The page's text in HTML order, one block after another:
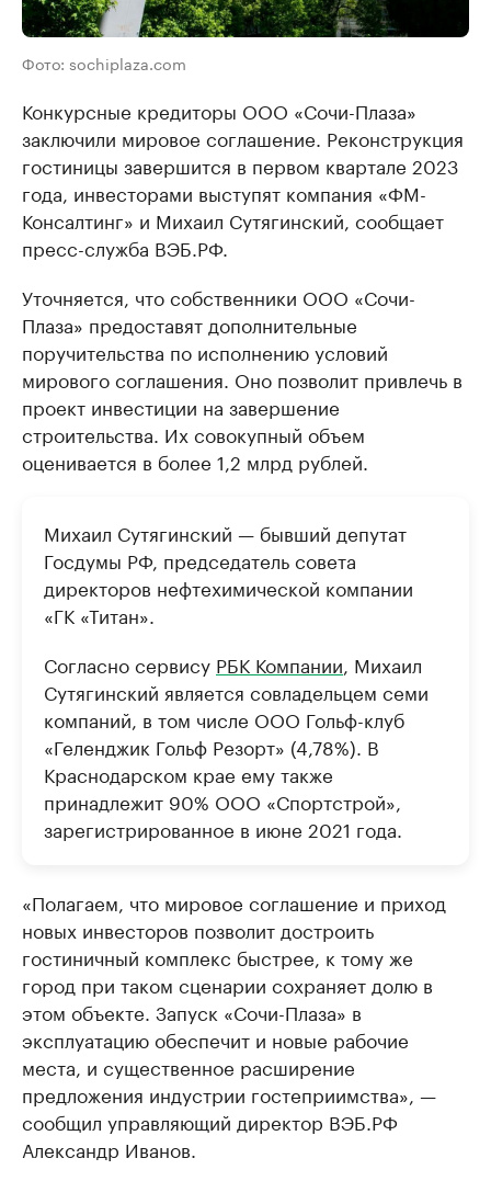
Фото: sochiplaza.com
Конкурсные кредиторы ООО «Сочи-Плаза»
заключили мировое соглашение. Реконструкция
гостиницы завершится в первом квартале 2023
года, инвесторами выступят компания «ФМ-
Консалтинг» и Михаил Сутягинский, сообщает
пресс-служба ВЭБ.РФ.
Уточняется, что собственники ООО «Сочи-
Плаза» предоставят дополнительные
поручительства по исполнению условий
мирового соглашения. Оно позволит привлечь в
проект инвестиции на завершение
строительства. Их совокупный объем
оценивается в более 1,2 млрд рублей.
Михаил Сутягинский — бывший депутат
Госдумы РФ, председатель совета
директоров нефтехимической компании
«ГК «Титан».
Согласно сервису РБК Компании , Михаил
Сутягинский является совладельцем семи
компаний, в том числе ООО Гольф-клуб
«Геленджик Гольф Резорт» (4,78%). В
Краснодарском крае ему также
принадлежит 90% ООО «Спортстрой»,
зарегистрированное в июне 2021 года.
«Полагаем, что мировое соглашение и приход
новых инвесторов позволит достроить
гостиничный комплекс быстрее, к тому же
город при таком сценарии сохраняет долю в
этом объекте. Запуск «Сочи-Плаза» в
эксплуатацию обеспечит и новые рабочие
места, и существенное расширение
предложения индустрии гостеприимства», —
сообщил управляющий директор ВЭБ.РФ
Александр Иванов.